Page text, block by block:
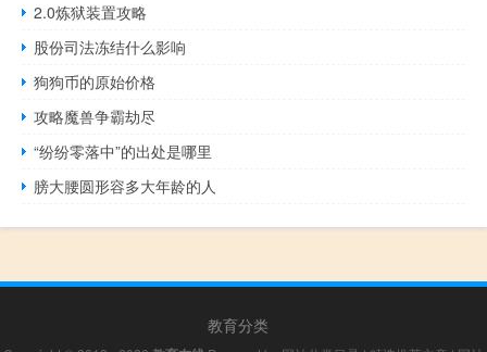
2.0炼狱装置攻略
股份司法冻结什么影响
狗狗币的原始价格
攻略魔兽争霸劫尽
“纷纷零落中”的出处是哪里
膀大腰圆形容多大年龄的人
教育分类